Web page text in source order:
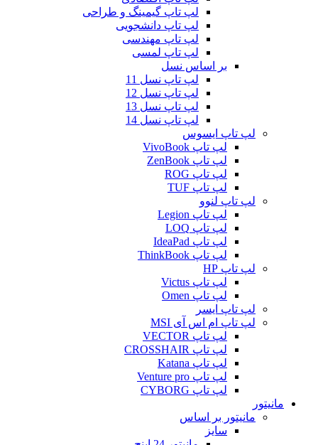
لپ تاپ گیمینگ و طراحی
لپ تاپ دانشجویی
لپ تاپ مهندسی
لپ تاپ لمسی
بر اساس نسل
لپ تاپ نسل 11
لپ تاپ نسل 12
لپ تاپ نسل 13
لپ تاپ نسل 14
لپ تاپ ایسوس
لپ تاپ VivoBook
لپ تاپ ZenBook
لپ تاپ ROG
لپ تاپ TUF
لپ تاپ لنوو
لپ تاپ Legion
لپ تاپ LOQ
لپ تاپ IdeaPad
لپ تاپ ThinkBook
لپ تاپ HP
لپ تاپ Victus
لپ تاپ Omen
لپ تاپ ایسر
لپ تاپ ام اس آی MSI
لپ تاپ VECTOR
لپ تاپ CROSSHAIR
لپ تاپ Katana
لپ تاپ Venture pro
لپ تاپ CYBORG
مانیتور
مانیتور بر اساس
سایز